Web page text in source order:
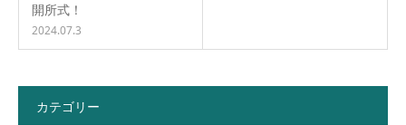
開所式！
2024.07.3
カテゴリー